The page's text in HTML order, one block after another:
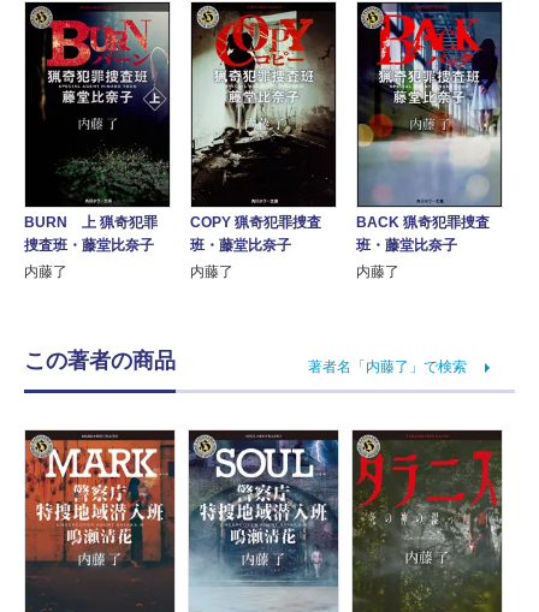
BURN 上 猟奇犯罪
捜査班・藤堂比奈子
内藤了
COPY 猟奇犯罪捜査
班・藤堂比奈子
内藤了
BACK 猟奇犯罪捜査
班・藤堂比奈子
内藤了
この著者の商品 著者名「内藤了」で検索